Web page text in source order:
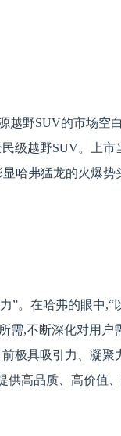
越野SUV的市场空
级越野SUV。上市
哈弗猛龙的火爆势
”。在哈弗的眼中,“
需,不断深化对用户
极具吸引力、凝聚
供高品质、高价值